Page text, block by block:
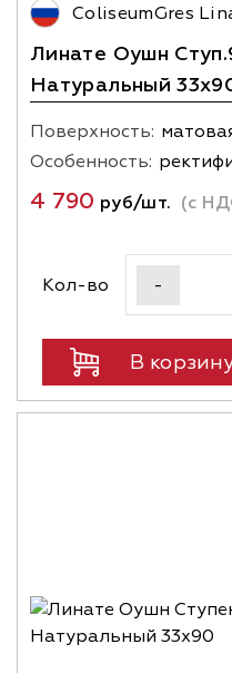
ColiseumGres
Линате Оушн
Натуральный
Поверхность:
Особенность:
4 790 руб/шт. (с
Кол-во -
В